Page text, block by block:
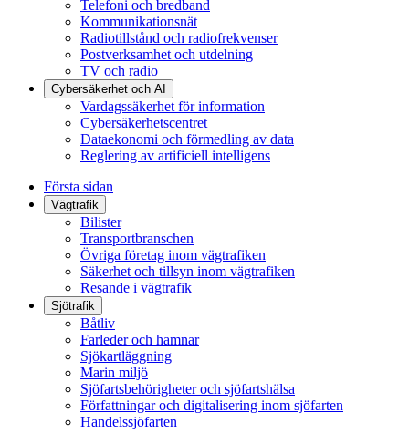
Telefoni och bredband
Kommunikationsnät
Radiotillstånd och radiofrekvenser
Postverksamhet och utdelning
TV och radio
Cybersäkerhet och AI
Vardagssäkerhet för information
Cybersäkerhetscentret
Dataekonomi och förmedling av data
Reglering av artificiell intelligens
Första sidan
Vägtrafik
Bilister
Transportbranschen
Övriga företag inom vägtrafiken
Säkerhet och tillsyn inom vägtrafiken
Resande i vägtrafik
Sjötrafik
Båtliv
Farleder och hamnar
Sjökartläggning
Marin miljö
Sjöfartsbehörigheter och sjöfartshälsa
Författningar och digitalisering inom sjöfarten
Handelssjöfarten